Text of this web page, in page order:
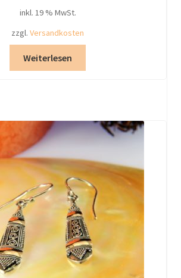
inkl. 19 % MwSt.
zzgl. Versandkosten
Weiterlesen